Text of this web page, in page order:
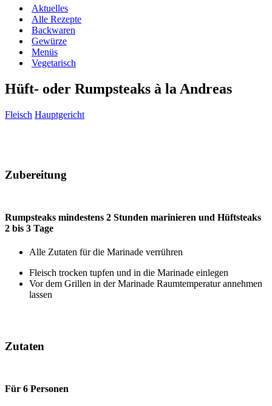
Aktuelles
Alle Rezepte
Backwaren
Gewürze
Menüs
Vegetarisch
Hüft- oder Rumpsteaks à la Andreas
Fleisch Hauptgericht
Zubereitung
Rumpsteaks mindestens 2 Stunden marinieren und Hüftsteaks
2 bis 3 Tage
Alle Zutaten für die Marinade verrühren
Fleisch trocken tupfen und in die Marinade einlegen
Vor dem Grillen in der Marinade Raumtemperatur annehmen
lassen
Zutaten
Für 6 Personen